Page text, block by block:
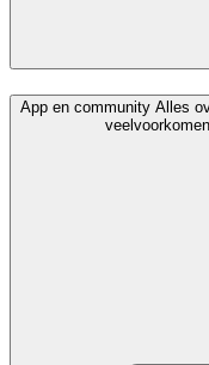
App en community Alles